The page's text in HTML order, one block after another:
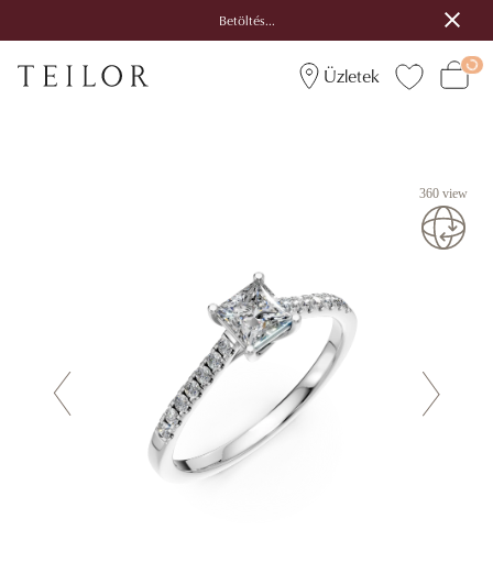
Betöltés...
Üzletek
360 view